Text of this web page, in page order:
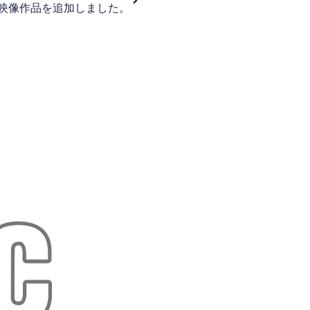
像作品を追加しました。